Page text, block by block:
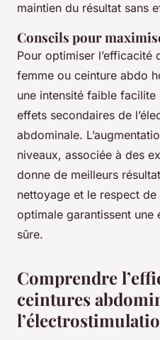
maintien du résultat sans
Conseils pour
Pour optimiser l’efficacité
femme ou ceinture abdo
une intensité faible facilite
effets secondaires de
abdominale.
niveaux, associée à des
donne de meilleurs
nettoyage et le respect de
optimale garantissent une
sûre.
Comprendre
ceintures